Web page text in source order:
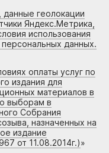
данные геолокации
Яндекс.Метрика,
использования
данных.
оплаты услуг по
издания для
материалов в
выборам в
Собрания
назначенных на
издание
от 11.08.2014г.)»